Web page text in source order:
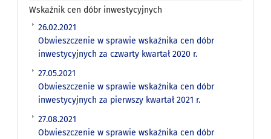
Wskaźnik cen dóbr inwestycyjnych
26.02.2021
Obwieszczenie w sprawie wskaźnika cen dóbr
inwestycyjnych za czwarty kwartał 2020 r.
27.05.2021
Obwieszczenie w sprawie wskaźnika cen dóbr
inwestycyjnych za pierwszy kwartał 2021 r.
27.08.2021
Obwieszczenie w sprawie wskaźnika cen dóbr